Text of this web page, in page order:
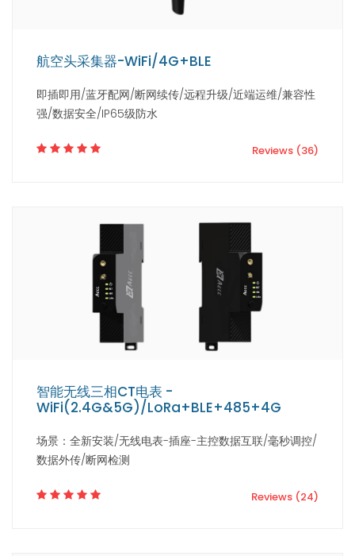
航空头采集器-WiFi/4G+BLE
即插即用/蓝牙配网/断网续传/远程升级/近端运维/兼容性
强/数据安全/IP65级防水
Reviews (36)
智能无线三相CT电表 -
WiFi(2.4G&5G)/LoRa+BLE+485+4G
场景：全新安装/无线电表-插座-主控数据互联/毫秒调控/
数据外传/断网检测
Reviews (24)